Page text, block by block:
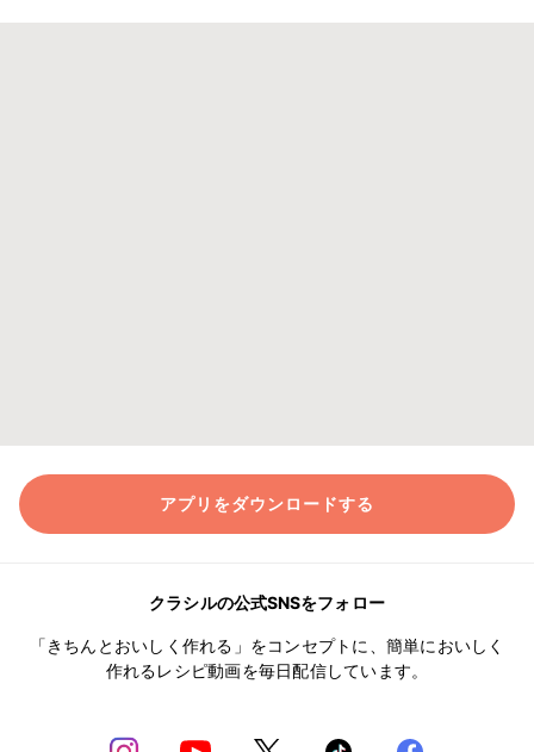
アプリをダウンロードする
クラシルの公式SNSをフォロー
「きちんとおいしく作れる」をコンセプトに、簡単においしく
作れるレシピ動画を毎日配信しています。